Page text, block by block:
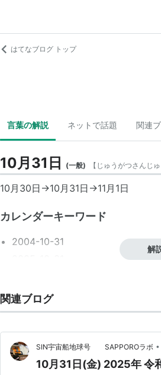
はてなブログ トップ
言葉の解説 ネットで話題 関連
10月31日 (一般) 【 じゅうがつさんじ
10月30日 →10月31日 →11月1日
カレンダーキーワード
2004-10-31
2007-10-31
2008-10-31
2010-10-31
解
関連ブログ
SIN宇宙船地球号 SAPPOROラボ •
10月31日(金) 2025年 令